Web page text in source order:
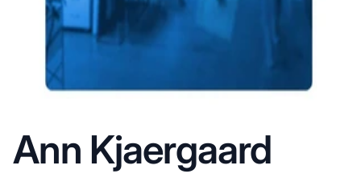
Ann Kjaergaard